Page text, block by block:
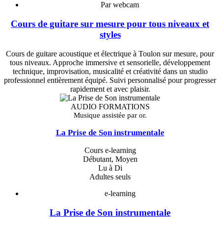
Par webcam
Cours de guitare sur mesure pour tous niveaux et
styles
Cours de guitare acoustique et électrique à Toulon sur mesure, pour
tous niveaux. Approche immersive et sensorielle, développement
technique, improvisation, musicalité et créativité dans un studio
professionnel entièrement équipé. Suivi personnalisé pour progresser
rapidement et avec plaisir.
AUDIO FORMATIONS
Musique assistée par or.
La Prise de Son instrumentale
Cours e-learning
Débutant, Moyen
Lu à Di
Adultes seuls
e-learning
La Prise de Son instrumentale